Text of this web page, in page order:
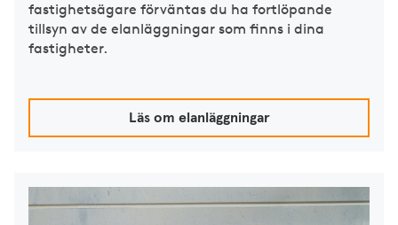
fastighetsägare förväntas du ha fortlöpande
tillsyn av de elanläggningar som finns i dina
fastigheter.
Läs om elanläggningar